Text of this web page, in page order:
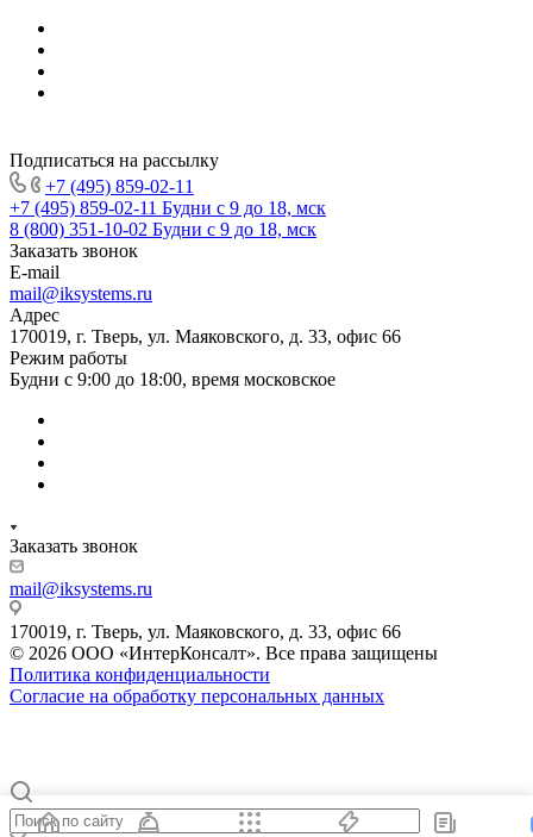
Подписаться на рассылку
+7 (495) 859-02-11
+7 (495) 859-02-11 Будни с 9 до 18, мск
8 (800) 351-10-02 Будни с 9 до 18, мск
Заказать звонок
E-mail
mail@iksystems.ru
Адрес
170019, г. Тверь, ул. Маяковского, д. 33, офис 66
Режим работы
Будни с 9:00 до 18:00, время московское
Заказать звонок
mail@iksystems.ru
170019, г. Тверь, ул. Маяковского, д. 33, офис 66
© 2026 ООО «ИнтерКонсалт». Все права защищены
Политика конфиденциальности
Согласие на обработку персональных данных